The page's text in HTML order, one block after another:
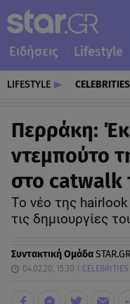
Ειδήσεις Lifestyle
LIFESTYLE CELEBRITIES
Περράκη:
ντεμπούτο
στο catwalk
Tο νέο της
τις δημιουργίες
Συντακτική ΟμάδαSTAR.GR
04.02.20, 15:30